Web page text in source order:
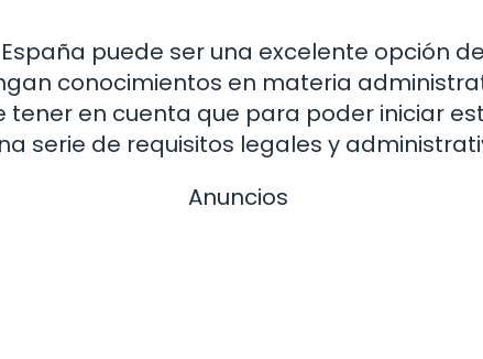
puede ser una excelente opción
conocimientos en materia
en cuenta que para poder iniciar
serie de requisitos legales y
Anuncios